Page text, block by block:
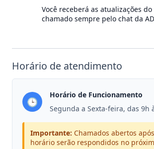
Você receberá as atualizações do
chamado sempre pelo chat da
Horário de atendimento
🕒
Horário de Funcionamento
Segunda a Sexta-feira, das 9h
Importante: Chamados abertos
horário serão respondidos no